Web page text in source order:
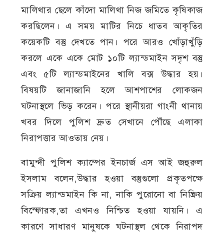
মালিথার ছেলে কাঁদো মালিথা নিজ জমিতে কৃষিকাজ
করছিলেন। এ সময় মাটির নিচে ধাতব আকৃতির
কয়েকটি বস্তু দেখতে পান। পরে আরও খোঁড়াখুঁড়ি
করলে একে একে মোট ১০টি ল্যান্ডমাইন সদৃশ বস্তু
এবং ৫টি ল্যান্ডমাইনের খালি বক্স উদ্ধার হয়।
বিষয়টি জানাজানি হলে আশপাশের লোকজন
ঘটনাস্থলে ভিড় করেন। পরে স্থানীয়রা গাংনী থানায়
খবর দিলে পুলিশ দ্রুত সেখানে পৌঁছে এলাকা
নিরাপত্তার আওতায় নেয়।
বামুন্দী পুলিশ ক্যাম্পের ইনচার্জ এস আই জহুরুল
ইসলাম বলেন,উদ্ধার হওয়া বস্তুগুলো প্রকৃতপক্ষে
সক্রিয় ল্যান্ডমাইন কি না, নাকি পুরোনো বা নিষ্ক্রিয়
বিস্ফোরক,তা এখনও নিশ্চিত হওয়া যায়নি। এ
কারণে সাধারণ মানুষকে ঘটনাস্থল থেকে নিরাপদ